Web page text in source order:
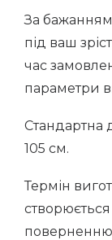
За
під ваш
час
параметри
Стандартна
105 см.
Термін